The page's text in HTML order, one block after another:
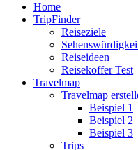
Home
TripFinder
Reiseziele
Reiseideen
Reisekoffer Test
Travelmap
Travelmap
Beispiel 1
Beispiel 2
Beispiel 3
Trips